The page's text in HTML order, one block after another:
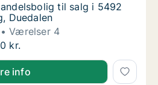
til salg i 5492
til salg i 5492
Duedalen
Værelser 4
til salg i 5492
kr.
info